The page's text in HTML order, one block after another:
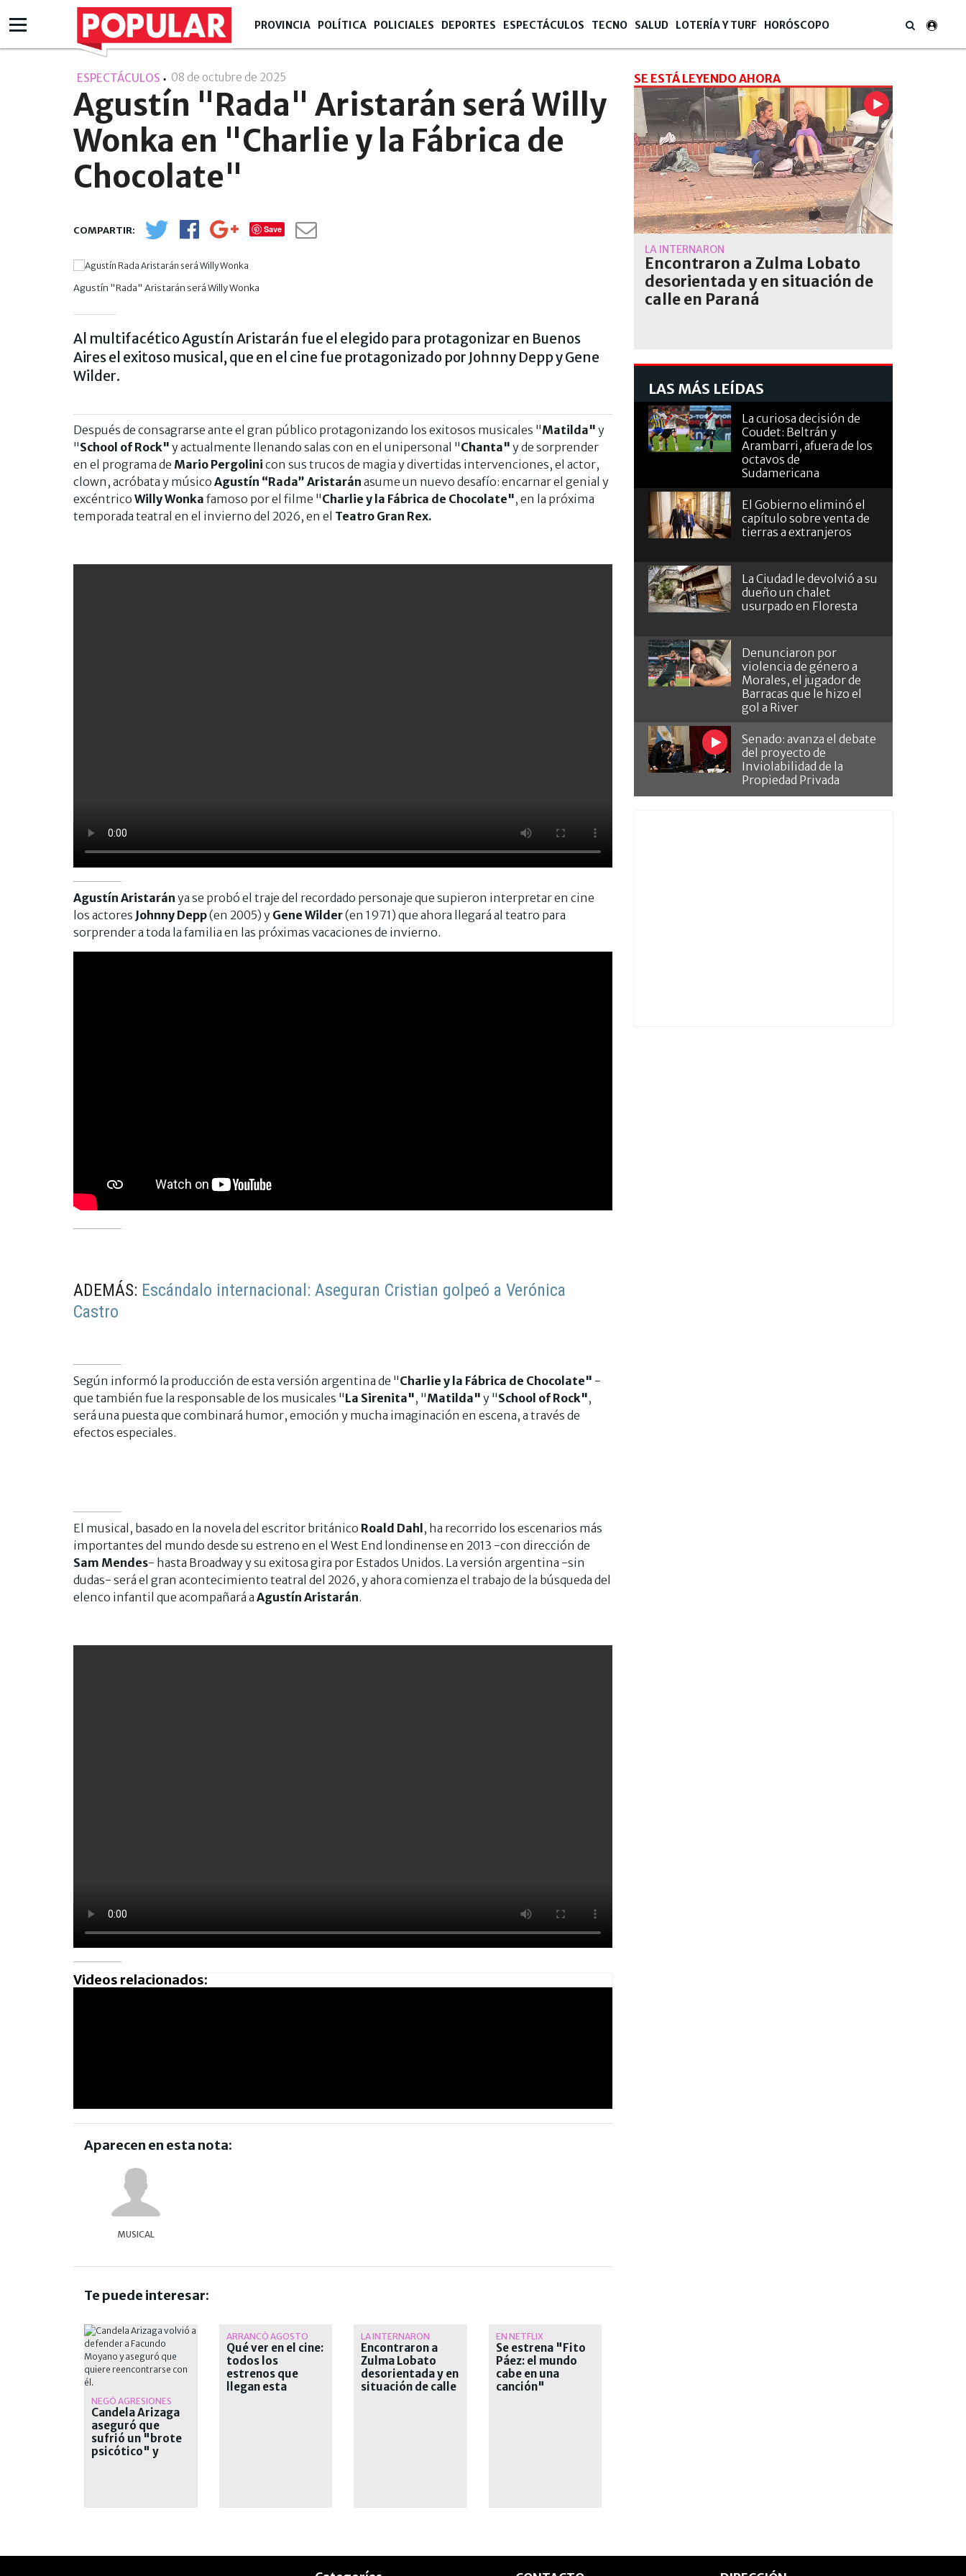
PROVINCIA POLÍTICA POLICIALES DEPORTES ESPECTÁCULOS TECNO SALUD LOTERÍA Y TURF HORÓSCOPO
ESPECTÁCULOS 08 de octubre de 2025
Agustín "Rada" Aristarán será Willy
Wonka en "Charlie y la Fábrica de
Chocolate"
Save
Agustín "Rada" Aristarán será Willy Wonka
Al multifacético Agustín Aristarán fue el elegido para protagonizar en Buenos
Aires el exitoso musical, que en el cine fue protagonizado por Johnny Depp y Gene
Wilder.
Después de consagrarse ante el gran público protagonizando los exitosos musicales "Matilda" y
"School of Rock" y actualmente llenando salas con en el unipersonal "Chanta" y de sorprender
en el programa de Mario Pergolini con sus trucos de magia y divertidas intervenciones, el actor,
clown, acróbata y músico Agustín “Rada” Aristarán asume un nuevo desafío: encarnar el genial y
excéntrico Willy Wonka famoso por el filme "Charlie y la Fábrica de Chocolate", en la próxima
temporada teatral en el invierno del 2026, en el Teatro Gran Rex.
Agustín Aristarán ya se probó el traje del recordado personaje que supieron interpretar en cine
los actores Johnny Depp(en 2005) y Gene Wilder(en 1971) que ahora llegará al teatro para
sorprender a toda la familia en las próximas vacaciones de invierno.
ADEMÁS: Escándalo internacional: Aseguran Cristian golpeó a Verónica
Castro
Según informó la producción de esta versión argentina de "Charlie y la Fábrica de Chocolate" -
que también fue la responsable de los musicales "La Sirenita", "Matilda" y "School of Rock",
será una puesta que combinará humor, emoción y mucha imaginación en escena, a través de
efectos especiales.
El musical, basado en la novela del escritor británico Roald Dahl, ha recorrido los escenarios más
importantes del mundo desde su estreno en el West End londinense en 2013 -con dirección de
Sam Mendes- hasta Broadway y su exitosa gira por Estados Unidos. La versión argentina -sin
dudas- será el gran acontecimiento teatral del 2026, y ahora comienza el trabajo de la búsqueda del
elenco infantil que acompañará a Agustín Aristarán.
Videos relacionados:
Aparecen en esta nota:
MUSICAL
Te puede interesar:
NEGÓ AGRESIONES
Candela Arizaga
aseguró que
sufrió un "brote
psicótico" y
ARRANCÓ AGOSTO
Qué ver en el cine:
todos los
estrenos que
llegan esta
LA INTERNARON
Encontraron a
Zulma Lobato
desorientada y en
situación de calle
EN NETFLIX
Se estrena "Fito
Páez: el mundo
cabe en una
canción"
SE ESTÁ LEYENDO AHORA
LA INTERNARON
Encontraron a Zulma Lobato
desorientada y en situación de
calle en Paraná
LAS MÁS LEÍDAS
La curiosa decisión de
Coudet: Beltrán y
Arambarri, afuera de los
octavos de
Sudamericana
El Gobierno eliminó el
capítulo sobre venta de
tierras a extranjeros
La Ciudad le devolvió a su
dueño un chalet
usurpado en Floresta
Denunciaron por
violencia de género a
Morales, el jugador de
Barracas que le hizo el
gol a River
Senado: avanza el debate
del proyecto de
Inviolabilidad de la
Propiedad Privada